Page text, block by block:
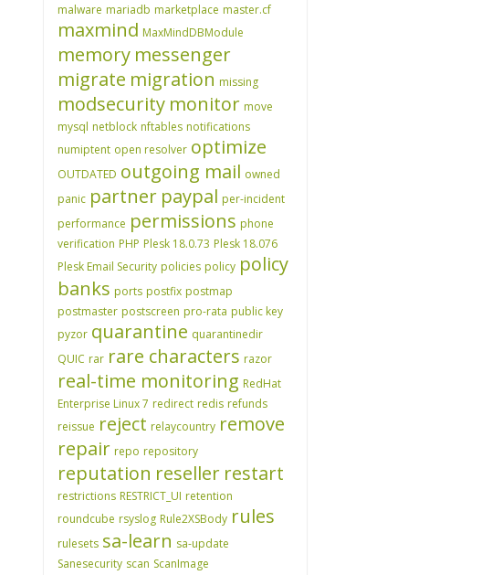
malware mariadb marketplace master.cf
maxmind MaxMindDBModule
memory messenger
migrate migration missing
modsecurity monitor move
mysql netblock nftables notifications
numiptent open resolver optimize
OUTDATED outgoing mail owned
panic partner paypal per-incident
performance permissions phone
verification PHP Plesk 18.0.73 Plesk 18.076
Plesk Email Security policies policy policy
banks ports postfix postmap
postmaster postscreen pro-rata public key
pyzor quarantine quarantinedir
QUIC rar rare characters razor
real-time monitoring RedHat
Enterprise Linux 7 redirect redis refunds
reissue reject relaycountry remove
repair repo repository
reputation reseller restart
restrictions RESTRICT_UI retention
roundcube rsyslog Rule2XSBody rules
rulesets sa-learn sa-update
Sanesecurity scan ScanImage